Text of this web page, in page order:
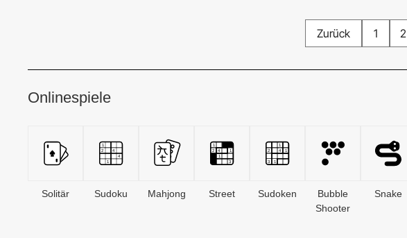
Zurück 1 2
Onlinespiele
Solitär Sudoku Mahjong Street Sudoken
Bubble
Shooter
Snake